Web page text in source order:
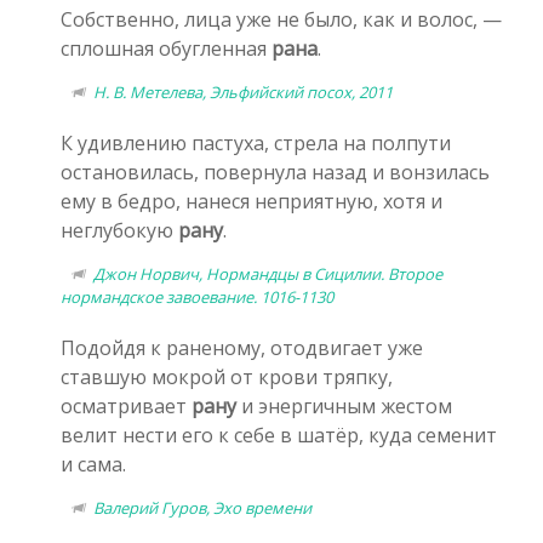
Собственно, лица уже не было, как и волос, —
сплошная обугленная рана.
Н. В. Метелева, Эльфийский посох, 2011
К удивлению пастуха, стрела на полпути
остановилась, повернула назад и вонзилась
ему в бедро, нанеся неприятную, хотя и
неглубокую рану.
Джон Норвич, Нормандцы в Сицилии. Второе
нормандское завоевание. 1016-1130
Подойдя к раненому, отодвигает уже
ставшую мокрой от крови тряпку,
осматривает рануи энергичным жестом
велит нести его к себе в шатёр, куда семенит
и сама.
Валерий Гуров, Эхо времени